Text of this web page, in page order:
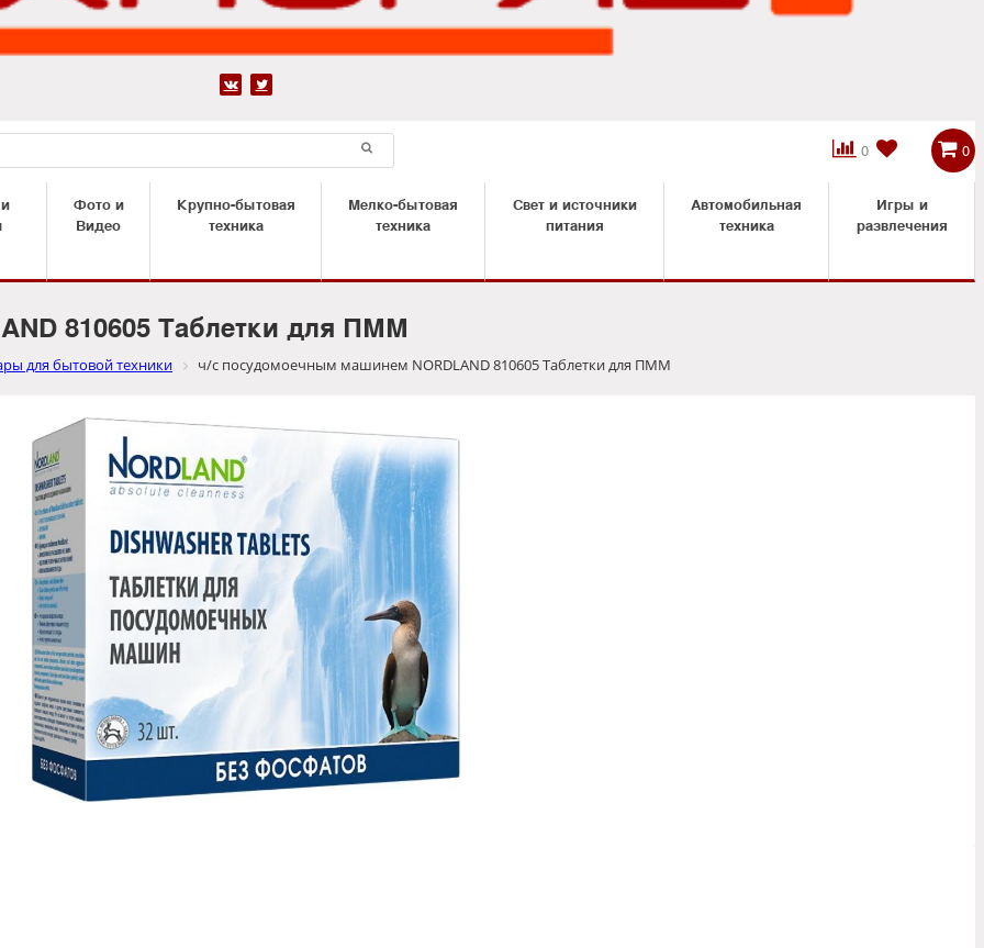
 
0

 0
Фото и
Видео
Крупно-бытовая
техника
Мелко-бытовая
техника
Свет и источники
питания
Автомобильная
техника
Игры и
развлечения
810605 Таблетки для ПММ
для бытовой техники ч/с посудомоечным машинем NORDLAND 810605 Таблетки для ПММ